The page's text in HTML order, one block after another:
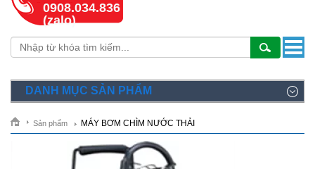
0908.034.836
(zalo)
DANH MỤC SẢN PHẨM
Sản phẩm MÁY BƠM CHÌM NƯỚC THẢI